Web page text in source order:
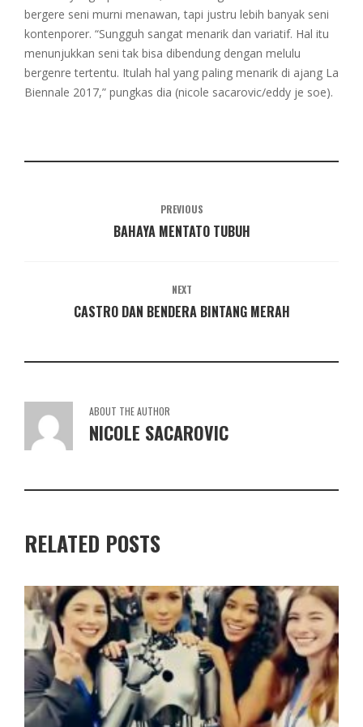
bergere seni murni menawan, tapi justru lebih banyak seni
kontenporer. “Sungguh sangat menarik dan variatif. Hal itu
menunjukkan seni tak bisa dibendung dengan melulu
bergenre tertentu. Itulah hal yang paling menarik di ajang La
Biennale 2017,” pungkas dia (nicole sacarovic/eddy je soe).
PREVIOUS
BAHAYA MENTATO TUBUH
NEXT
CASTRO DAN BENDERA BINTANG MERAH
ABOUT THE AUTHOR
NICOLE SACAROVIC
RELATED POSTS